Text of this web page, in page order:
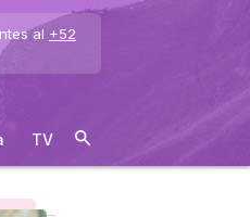
al +52
TV